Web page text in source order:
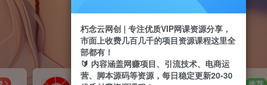
朽念云网创 | 专注优质VIP网课资源分享，
市面上收费几百几千的项目资源课程这里全
部都有！
🔰 内容涵盖网赚项目、引流技术、电商运
营、脚本源码等资源，每日稳定更新20-30